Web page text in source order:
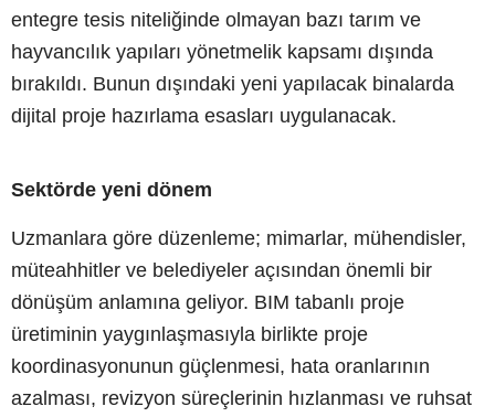
entegre tesis niteliğinde olmayan bazı tarım ve
hayvancılık yapıları yönetmelik kapsamı dışında
bırakıldı. Bunun dışındaki yeni yapılacak binalarda
dijital proje hazırlama esasları uygulanacak.
Sektörde yeni dönem
Uzmanlara göre düzenleme; mimarlar, mühendisler,
müteahhitler ve belediyeler açısından önemli bir
dönüşüm anlamına geliyor. BIM tabanlı proje
üretiminin yaygınlaşmasıyla birlikte proje
koordinasyonunun güçlenmesi, hata oranlarının
azalması, revizyon süreçlerinin hızlanması ve ruhsat